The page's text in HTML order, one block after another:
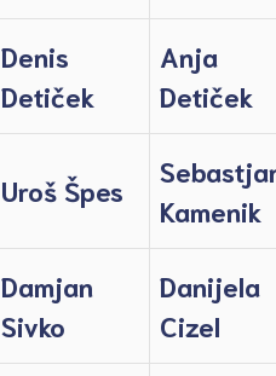
Denis
Detiček
Anja
Detiček
Uroš Špes
Kamenik
Damjan
Sivko
Danijela
Cizel